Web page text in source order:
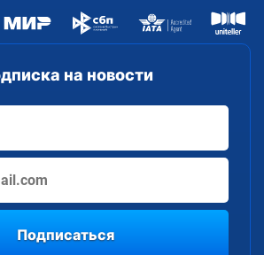
на новости
Подписаться